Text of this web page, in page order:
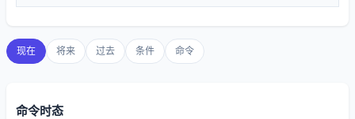
现在 将来 过去 条件 命令
命令时态